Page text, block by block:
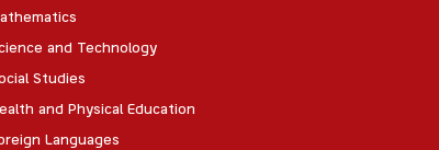
and Technology
Studies
and Physical Education
Languages